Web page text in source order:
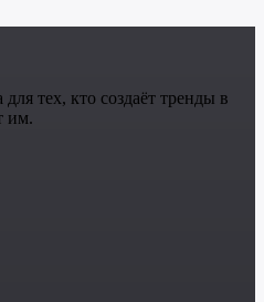
тех, кто создаёт тренды в
им.